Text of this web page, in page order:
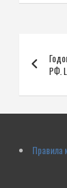
по
РФ.
Правила